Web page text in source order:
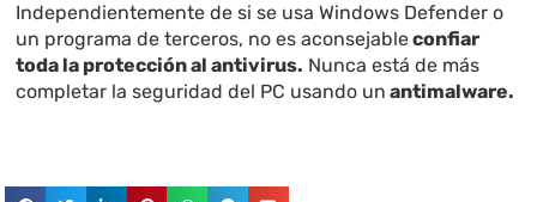
Independientemente de si se usa Windows Defender o
un programa de terceros, no es aconsejableconfiar
toda la protección al antivirus. Nunca está de más
completar la seguridad del PC usando un antimalware.